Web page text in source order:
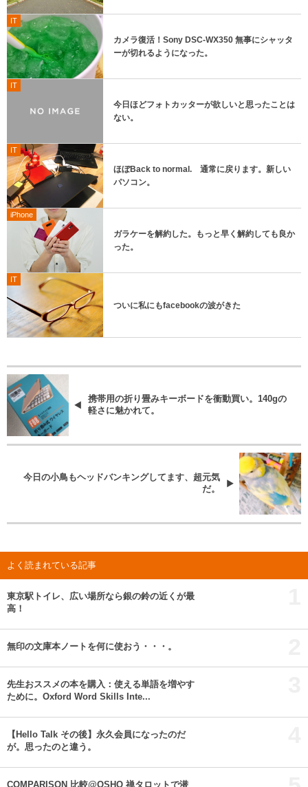
IT
カメラ復活！Sony DSC-WX350 無事にシャッタ
ーが切れるようになった。
IT
今日ほどフォトカッターが欲しいと思ったことは
ない。
IT
ほぼBack to normal. 通常に戻ります。新しい
パソコン。
iPhone
ガラケーを解約した。もっと早く解約しても良か
った。
IT
ついに私にもfacebookの波がきた
携帯用の折り畳みキーボードを衝動買い。140gの
軽さに魅かれて。
今日の小鳥もヘッドバンキングしてます、超元気
だ。
よく読まれている記事
東京駅トイレ、広い場所なら銀の鈴の近くが最
高！
無印の文庫本ノートを何に使おう・・・。
先生おススメの本を購入：使える単語を増やす
ために。Oxford Word Skills Inte...
【Hello Talk その後】永久会員になったのだ
が。思ったのと違う。
COMPARISON 比較@OSHO 禅タロットで潜